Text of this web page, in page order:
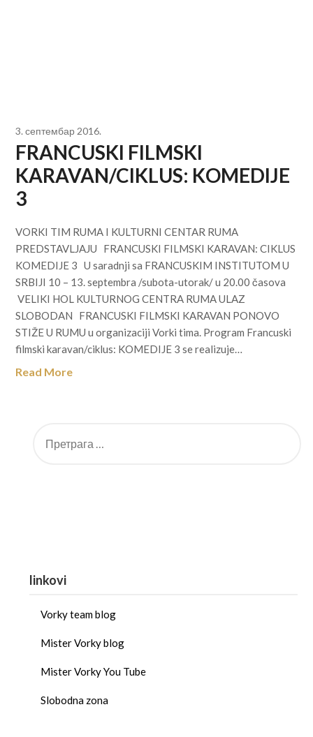
3. септембар 2016.
FRANCUSKI FILMSKI
KARAVAN/CIKLUS: KOMEDIJE
3
VORKI TIM RUMA I KULTURNI CENTAR RUMA
PREDSTAVLJAJU FRANCUSKI FILMSKI KARAVAN: CIKLUS
KOMEDIJE 3 U saradnji sa FRANCUSKIM INSTITUTOM U
SRBIJI 10 – 13. septembra /subota-utorak/ u 20.00 časova
VELIKI HOL KULTURNOG CENTRA RUMA ULAZ
SLOBODAN FRANCUSKI FILMSKI KARAVAN PONOVO
STIŽE U RUMU u organizaciji Vorki tima. Program Francuski
filmski karavan/ciklus: KOMEDIJE 3 se realizuje…
Read More
linkovi
Vorky team blog
Mister Vorky blog
Mister Vorky You Tube
Slobodna zona